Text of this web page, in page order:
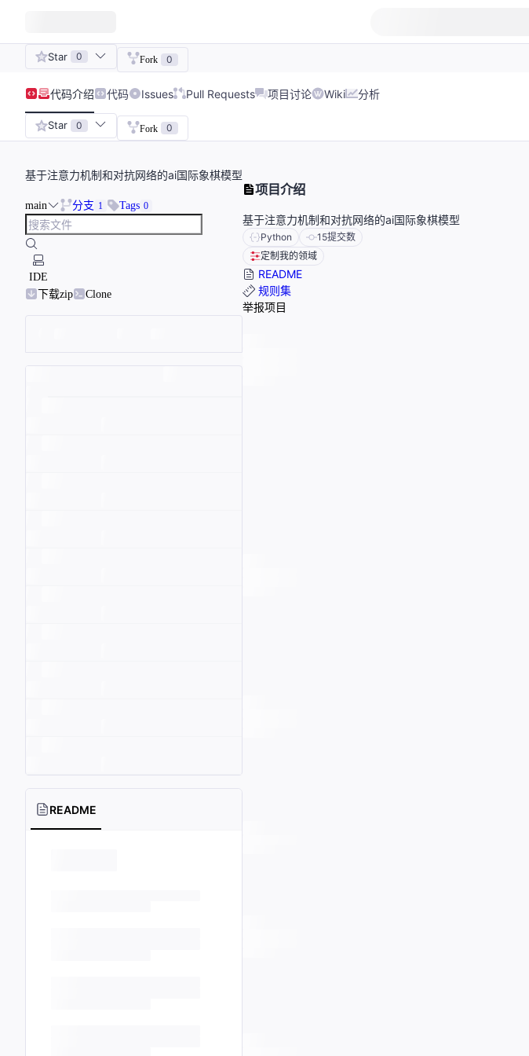
Star 0 Fork 0
代码介绍 代码 Issues Pull Requests 项目讨论 Wiki 分析
Star 0 Fork 0
基于注意力机制和对抗网络的ai国际象棋模型
main 分支 1 Tags 0
IDE
下载zip
Clone
README
项目介绍
基于注意力机制和对抗网络的ai国际象棋模型
Python 15提交数
定制我的领域
README
规则集
举报项目